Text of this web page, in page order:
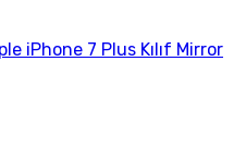
iPhone 7 Plus Kılıf Mirror